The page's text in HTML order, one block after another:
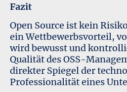
Fazit
Open Source ist kein
ein Wettbewerbsvorteil,
wird bewusst und
Qualität des OSS-
direkter Spiegel der
Professionalität eines